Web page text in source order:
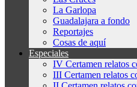
La Garlopa
Guadalajara a fondo
Reportajes
Cosas de aquí
Especiales
IV Certamen relatos
III Certamen relatos